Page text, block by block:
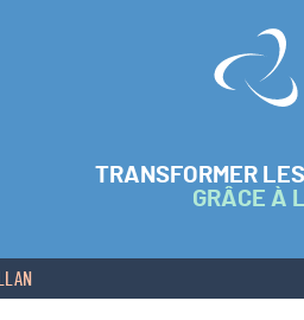
Retour à
TRANSFORMER
GRÂCE À